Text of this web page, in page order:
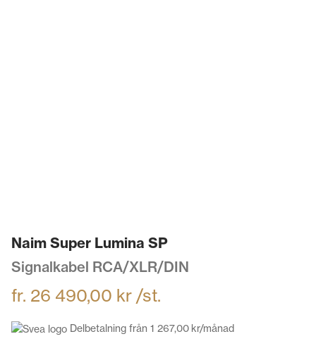
Naim Super Lumina SP
Signalkabel RCA/XLR/DIN
fr. 26 490,00 kr /st.
Delbetalning från 1 267,00 kr/månad